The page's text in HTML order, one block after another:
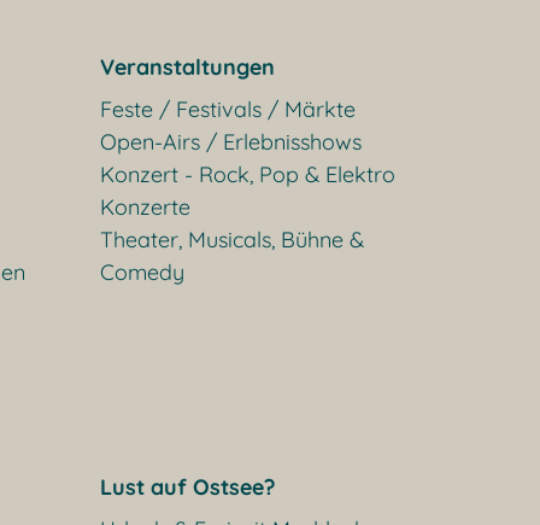
Veranstaltungen
Feste / Festivals / Märkte
Open-Airs / Erlebnisshows
Konzert - Rock, Pop & Elektro
Konzerte
Theater, Musicals, Bühne &
Comedy
Lust auf Ostsee?